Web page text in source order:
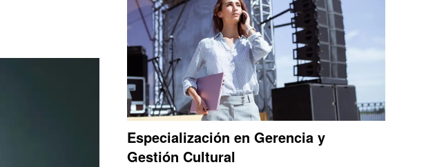
Especialización en Gerencia y
Gestión Cultural